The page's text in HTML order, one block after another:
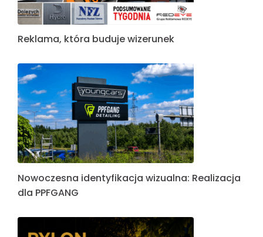
Reklama, która buduje wizerunek
Nowoczesna identyfikacja wizualna: Realizacja
dla PPFGANG